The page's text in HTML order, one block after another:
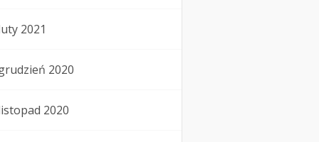
2021
2020
2020